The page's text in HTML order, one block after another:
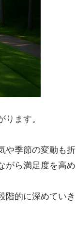
ます。
や季節の変動も折
がら満足度を高め
階的に深めていき